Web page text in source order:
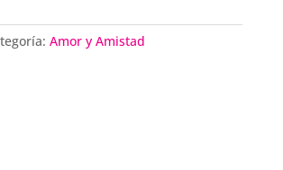
Amor y Amistad